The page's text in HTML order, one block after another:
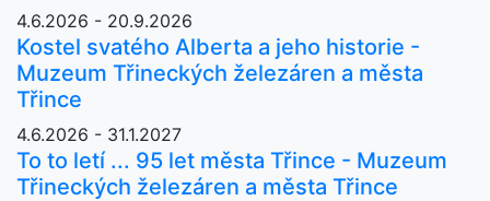
4.6.2026 - 20.9.2026
Kostel svatého Alberta a jeho historie -
Muzeum Třineckých železáren a města
Třince
4.6.2026 - 31.1.2027
To to letí ... 95 let města Třince - Muzeum
Třineckých železáren a města Třince